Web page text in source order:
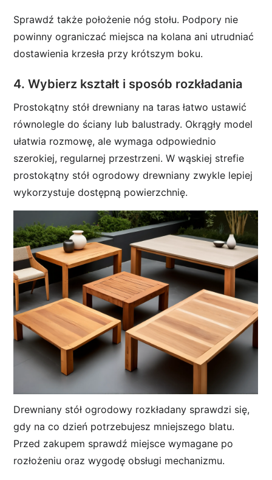
Sprawdź także położenie nóg stołu. Podpory nie
powinny ograniczać miejsca na kolana ani utrudniać
dostawienia krzesła przy krótszym boku.
4. Wybierz kształt i sposób rozkładania
Prostokątny stół drewniany na taras łatwo ustawić
równolegle do ściany lub balustrady. Okrągły model
ułatwia rozmowę, ale wymaga odpowiednio
szerokiej, regularnej przestrzeni. W wąskiej strefie
prostokątny stół ogrodowy drewniany zwykle lepiej
wykorzystuje dostępną powierzchnię.
Drewniany stół ogrodowy rozkładany sprawdzi się,
gdy na co dzień potrzebujesz mniejszego blatu.
Przed zakupem sprawdź miejsce wymagane po
rozłożeniu oraz wygodę obsługi mechanizmu.